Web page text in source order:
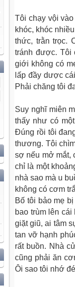
Tôi chạy vội
khóc, khóc
thức, trằn trọc.
tránh được. Tôi
giới không có
lấp đầy dược
Phải chăng tôi
Suy nghĩ miên
thấy như có
Đúng rồi tôi
thương. Tôi
sợ nếu mở mắt,
chỉ là một
nhà sao mà u
không có cơm
Bố tôi bảo mẹ
bao trùm lên
giặt giũ, ai tâm
tan vỡ hạnh
rất buồn. Nhà
cũng phải ăn
Ôi sao tôi nhớ